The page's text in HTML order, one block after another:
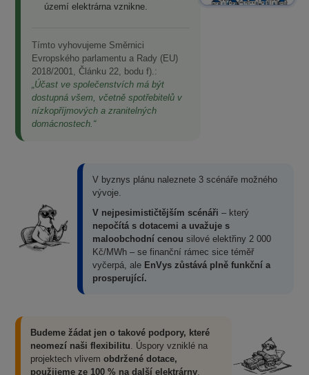
území elektrárna vznikne.
Tímto vyhovujeme Směrnici
Evropského parlamentu a Rady (EU)
2018/2001, Článku 22, bodu f).:
„Účast ve společenstvích má být
dostupná všem, včetně spotřebitelů v
nízkopříjmových a zranitelných
domácnostech.“
V byznys plánu naleznete 3 scénáře možného
vývoje.
V nejpesimističtějším scénáři – který
nepočítá s dotacemi a uvažuje s
maloobchodní cenou silové elektřiny 2 000
Kč/MWh – se finanční rámec sice téměř
vyčerpá, ale EnVys zůstává plně funkční a
prosperující.
Budeme žádat jen o takové podpory, které
neomezí naši flexibilitu. Úspory vzniklé na
projektech vlivemobdržené dotace,
použijeme ze 100 % na další elektrárny.